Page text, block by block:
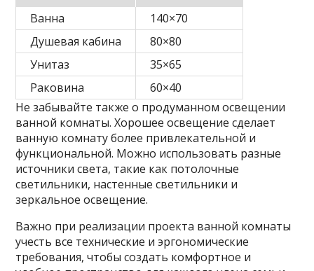
Ванна
140×70
Душевая кабина
80×80
Унитаз
35×65
Раковина
60×40
Не забывайте также о продуманном освещении
ванной комнаты. Хорошее освещение сделает
ванную комнату более привлекательной и
функциональной. Можно использовать разные
источники света, такие как потолочные
светильники, настенные светильники и
зеркальное освещение.
Важно при реализации проекта ванной комнаты
учесть все технические и эргономические
требования, чтобы создать комфортное и